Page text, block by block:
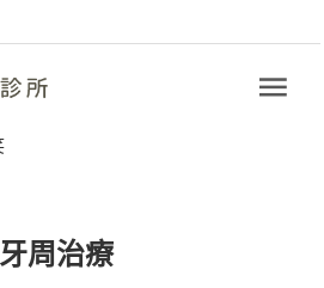
牙周治療